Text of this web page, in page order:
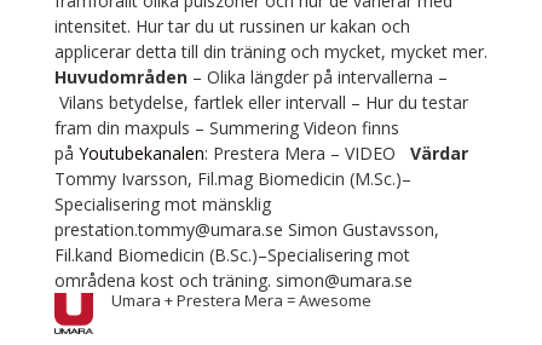
intensitet. Hur tar du ut russinen ur kakan och
applicerar detta till din träning och mycket, mycket mer.
Huvudområden– Olika längder på intervallerna –
Vilans betydelse, fartlek eller intervall – Hur du testar
fram din maxpuls – Summering Videon finns
på Youtubekanalen: Prestera Mera – VIDEO Värdar
Tommy Ivarsson, Fil.mag Biomedicin (M.Sc.)–
Specialisering mot mänsklig
prestation.tommy@umara.se Simon Gustavsson,
Fil.kand Biomedicin (B.Sc.)–Specialisering mot
områdena kost och träning. simon@umara.se
Umara + Prestera Mera = Awesome